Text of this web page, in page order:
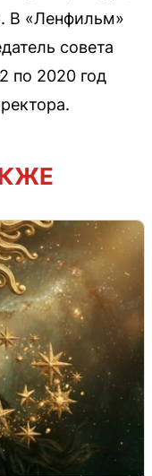
В «Ленфильм»
совета
по 2020 год